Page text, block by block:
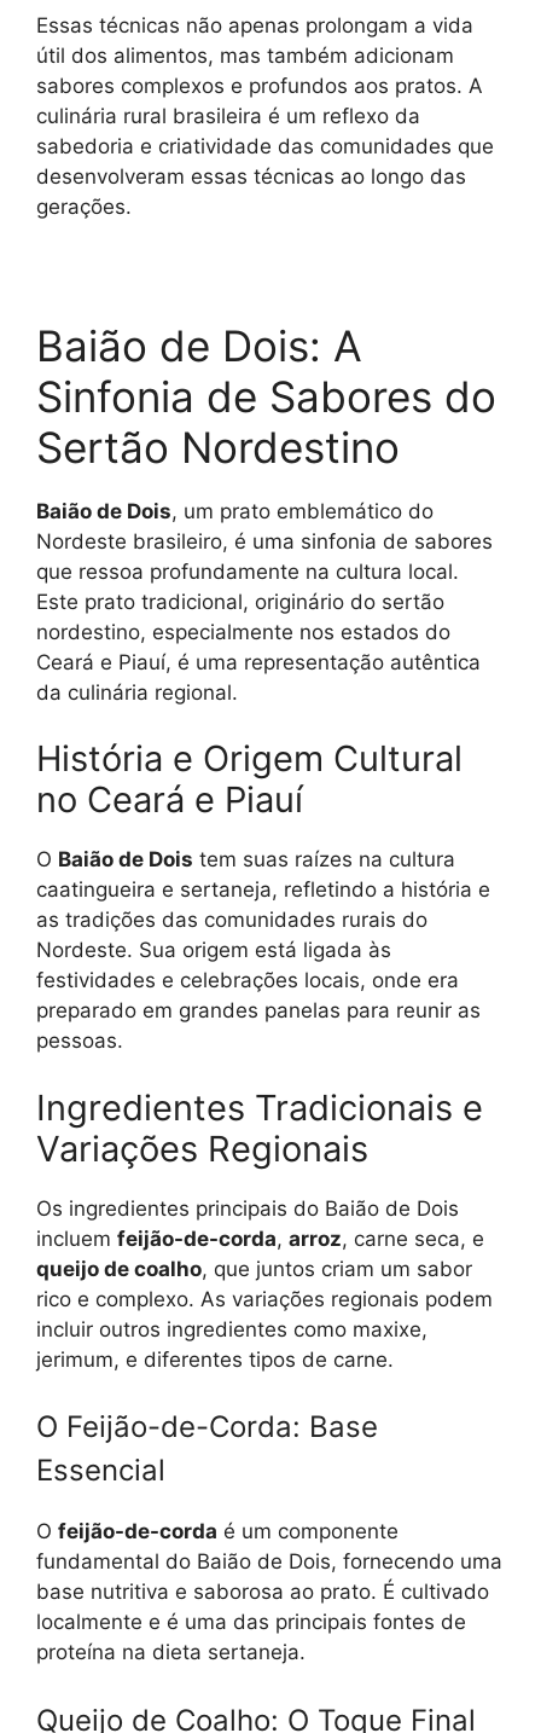
Essas técnicas não apenas prolongam a vida
útil dos alimentos, mas também adicionam
sabores complexos e profundos aos pratos. A
culinária rural brasileira é um reflexo da
sabedoria e criatividade das comunidades que
desenvolveram essas técnicas ao longo das
gerações.
Baião de Dois: A
Sinfonia de Sabores do
Sertão Nordestino
Baião de Dois, um prato emblemático do
Nordeste brasileiro, é uma sinfonia de sabores
que ressoa profundamente na cultura local.
Este prato tradicional, originário do sertão
nordestino, especialmente nos estados do
Ceará e Piauí, é uma representação autêntica
da culinária regional.
História e Origem Cultural
no Ceará e Piauí
O Baião de Dois tem suas raízes na cultura
caatingueira e sertaneja, refletindo a história e
as tradições das comunidades rurais do
Nordeste. Sua origem está ligada às
festividades e celebrações locais, onde era
preparado em grandes panelas para reunir as
pessoas.
Ingredientes Tradicionais e
Variações Regionais
Os ingredientes principais do Baião de Dois
incluem feijão-de-corda, arroz, carne seca, e
queijo de coalho, que juntos criam um sabor
rico e complexo. As variações regionais podem
incluir outros ingredientes como maxixe,
jerimum, e diferentes tipos de carne.
O Feijão-de-Corda: Base
Essencial
O feijão-de-corda é um componente
fundamental do Baião de Dois, fornecendo uma
base nutritiva e saborosa ao prato. É cultivado
localmente e é uma das principais fontes de
proteína na dieta sertaneja.
Queijo de Coalho: O Toque Final